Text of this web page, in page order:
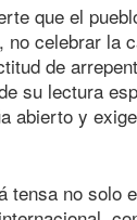
que el
no celebrar la
de
su lectura
abierto y
tensa no solo